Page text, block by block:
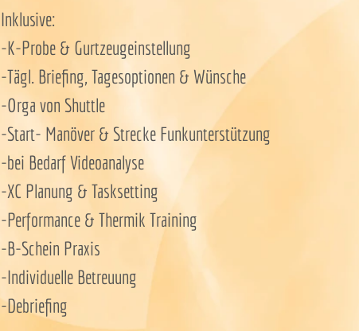
Inklusive:
-K-Probe & Gurtzeugeinstellung
-Tägl. Briefing, Tagesoptionen & Wünsche
-Orga von Shuttle
-Start- Manöver & Strecke Funkunterstützung
-bei Bedarf Videoanalyse
-XC Planung & Tasksetting
-Performance & Thermik Training
-B-Schein Praxis
-Individuelle Betreuung
-Debriefing